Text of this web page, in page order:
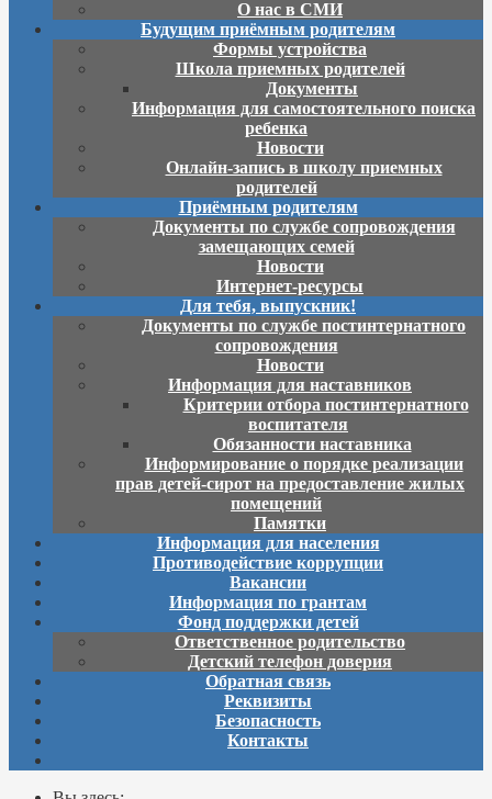
О нас в СМИ
Будущим приёмным родителям
Формы устройства
Школа приемных родителей
Документы
Информация для самостоятельного поиска
ребенка
Новости
Онлайн-запись в школу приемных
родителей
Приёмным родителям
Документы по службе сопровождения
замещающих семей
Новости
Интернет-ресурсы
Для тебя, выпускник!
Документы по службе постинтернатного
сопровождения
Новости
Информация для наставников
Критерии отбора постинтернатного
воспитателя
Обязанности наставника
Информирование о порядке реализации
прав детей-сирот на предоставление жилых
помещений
Памятки
Информация для населения
Противодействие коррупции
Вакансии
Информация по грантам
Фонд поддержки детей
Ответственное родительство
Детский телефон доверия
Обратная связь
Реквизиты
Безопасность
Контакты